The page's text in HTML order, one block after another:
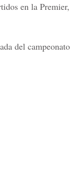
en la
del